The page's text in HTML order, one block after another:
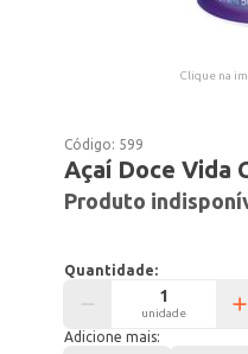
Clique na
Código: 599
Açaí Doce Vida
Produto
Quantidade:
unidade
Adicione mais: